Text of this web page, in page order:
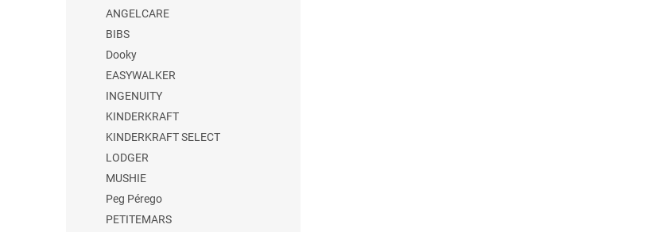
ANGELCARE
BIBS
Dooky
EASYWALKER
INGENUITY
KINDERKRAFT
KINDERKRAFT SELECT
LODGER
MUSHIE
Peg Pérego
PETITEMARS